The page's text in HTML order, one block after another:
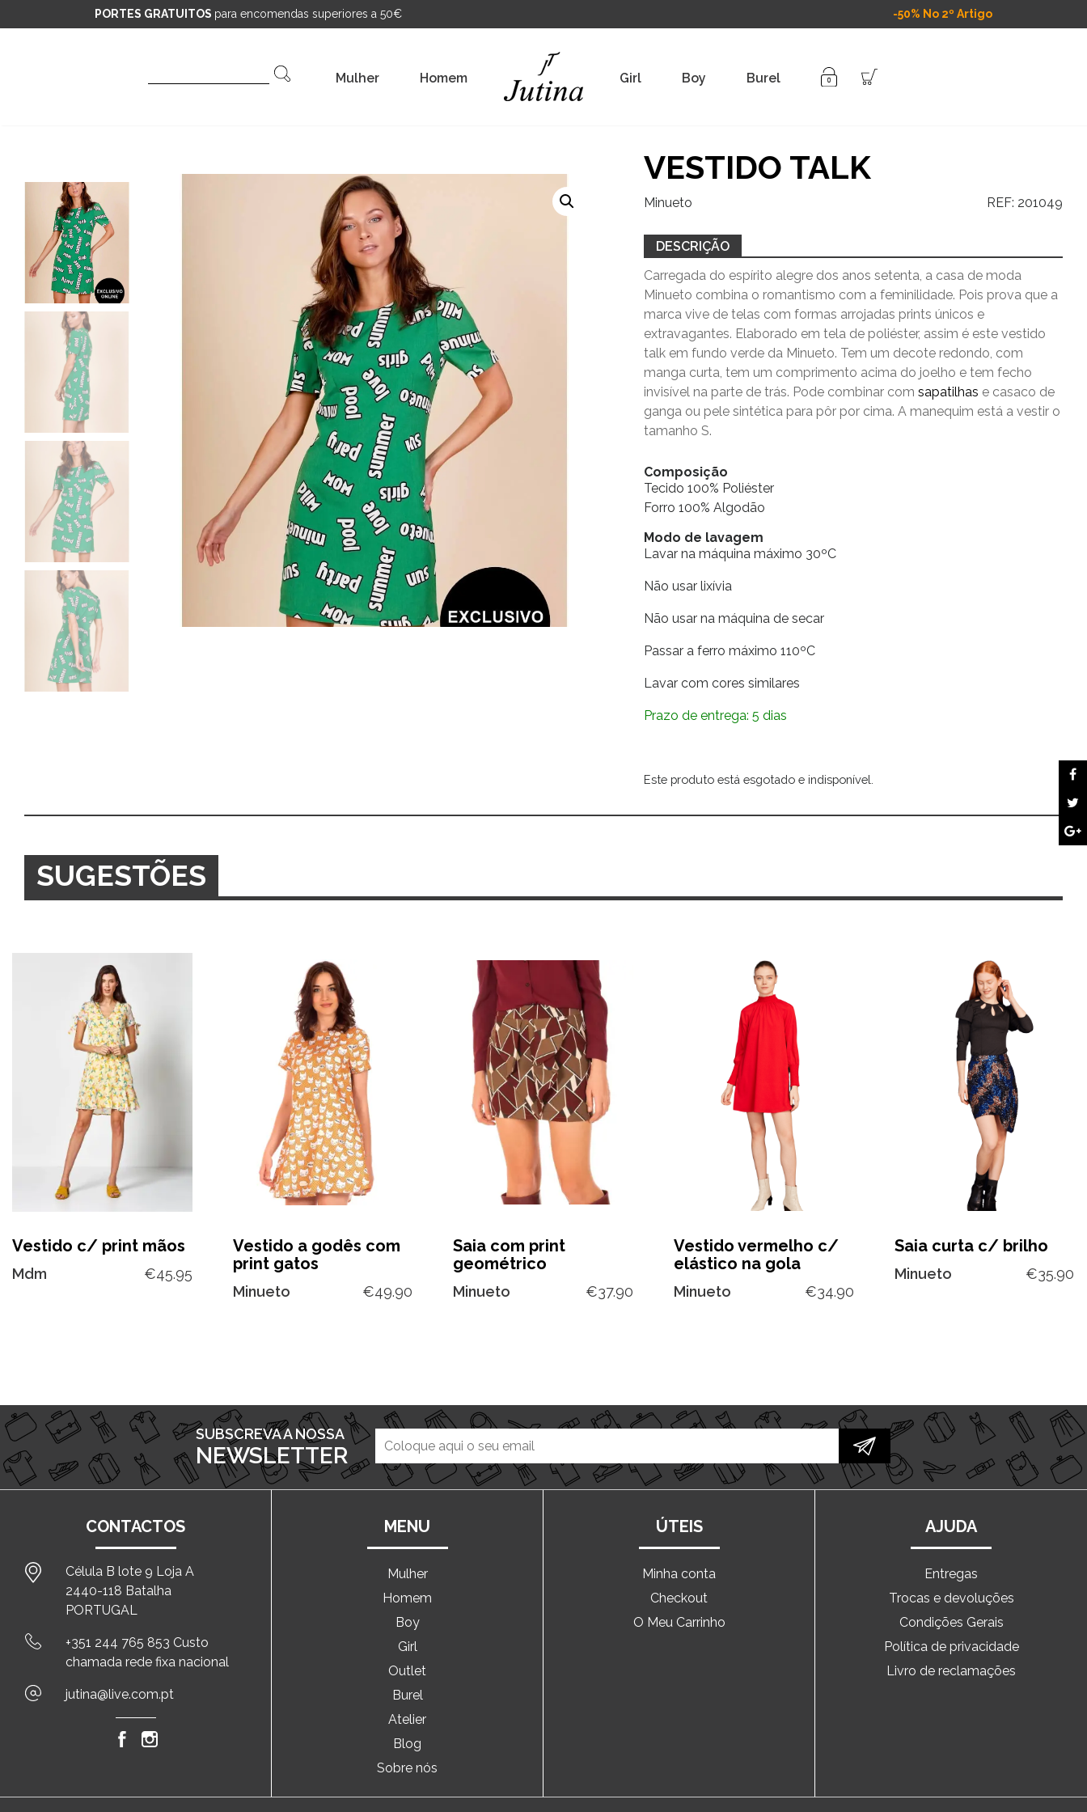
PORTES GRATUITOS para encomendas superiores a 50€ -50% No 2º Artigo
Mulher Homem Girl Boy Burel
VESTIDO TALK
Minueto REF: 201049
DESCRIÇÃO
Carregada do espírito alegre dos anos setenta, a casa de moda
Minueto combina o romantismo com a feminilidade. Pois prova que a
marca vive de telas com formas arrojadas prints únicos e
extravagantes. Elaborado em tela de poliéster, assim é este vestido
talk em fundo verde da Minueto. Tem um decote redondo, com
manga curta, tem um comprimento acima do joelho e tem fecho
invisível na parte de trás. Pode combinar comsapatilhas e casaco de
ganga ou pele sintética para pôr por cima. A manequim está a vestir o
tamanho S.
Composição
Tecido 100% Poliéster
Forro 100% Algodão
Modo de lavagem
Lavar na máquina máximo 30ºC
Não usar lixívia
Não usar na máquina de secar
Passar a ferro máximo 110ºC
Lavar com cores similares
Prazo de entrega: 5 dias
Este produto está esgotado e indisponível.
Alternative:
SUGESTÕES
Vestido c/ print mãos
Mdm €45.95
Vestido a godês com
print gatos
Minueto €49.90
Saia com print
geométrico
Minueto €37.90
Vestido vermelho c/
elástico na gola
Minueto €34.90
Saia curta c/ brilho
Minueto €35.90
SUBSCREVA A NOSSA
NEWSLETTER
CONTACTOS
Célula B lote 9 Loja A
2440-118 Batalha
PORTUGAL
+351 244 765 853 Custo
chamada rede fixa nacional
jutina@live.com.pt
MENU
Mulher
Homem
Boy
Girl
Outlet
Burel
Atelier
Blog
Sobre nós
ÚTEIS
Minha conta
Checkout
O Meu Carrinho
AJUDA
Entregas
Trocas e devoluções
Condições Gerais
Política de privacidade
Livro de reclamações